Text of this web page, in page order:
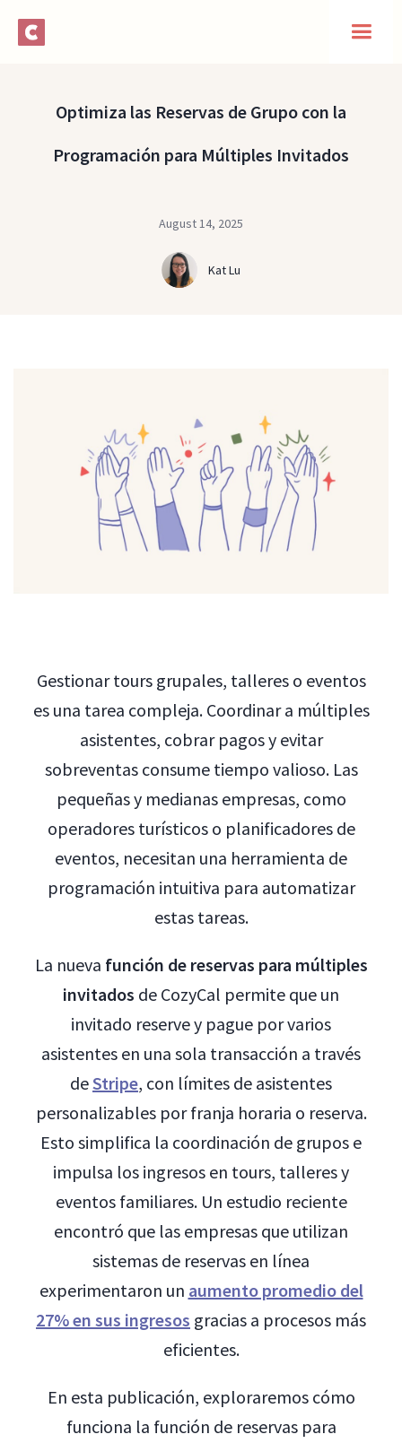
Optimiza las Reservas de Grupo con la
Programación para Múltiples Invitados
August 14, 2025
Kat Lu
Gestionar tours grupales, talleres o eventos
es una tarea compleja. Coordinar a múltiples
asistentes, cobrar pagos y evitar
sobreventas consume tiempo valioso. Las
pequeñas y medianas empresas, como
operadores turísticos o planificadores de
eventos, necesitan una herramienta de
programación intuitiva para automatizar
estas tareas.
La nueva función de reservas para múltiples
invitados de CozyCal permite que un
invitado reserve y pague por varios
asistentes en una sola transacción a través
deStripe, con límites de asistentes
personalizables por franja horaria o reserva.
Esto simplifica la coordinación de grupos e
impulsa los ingresos en tours, talleres y
eventos familiares. Un estudio reciente
encontró que las empresas que utilizan
sistemas de reservas en línea
experimentaron un aumento promedio del
27% en sus ingresos gracias a procesos más
eficientes.
En esta publicación, exploraremos cómo
funciona la función de reservas para